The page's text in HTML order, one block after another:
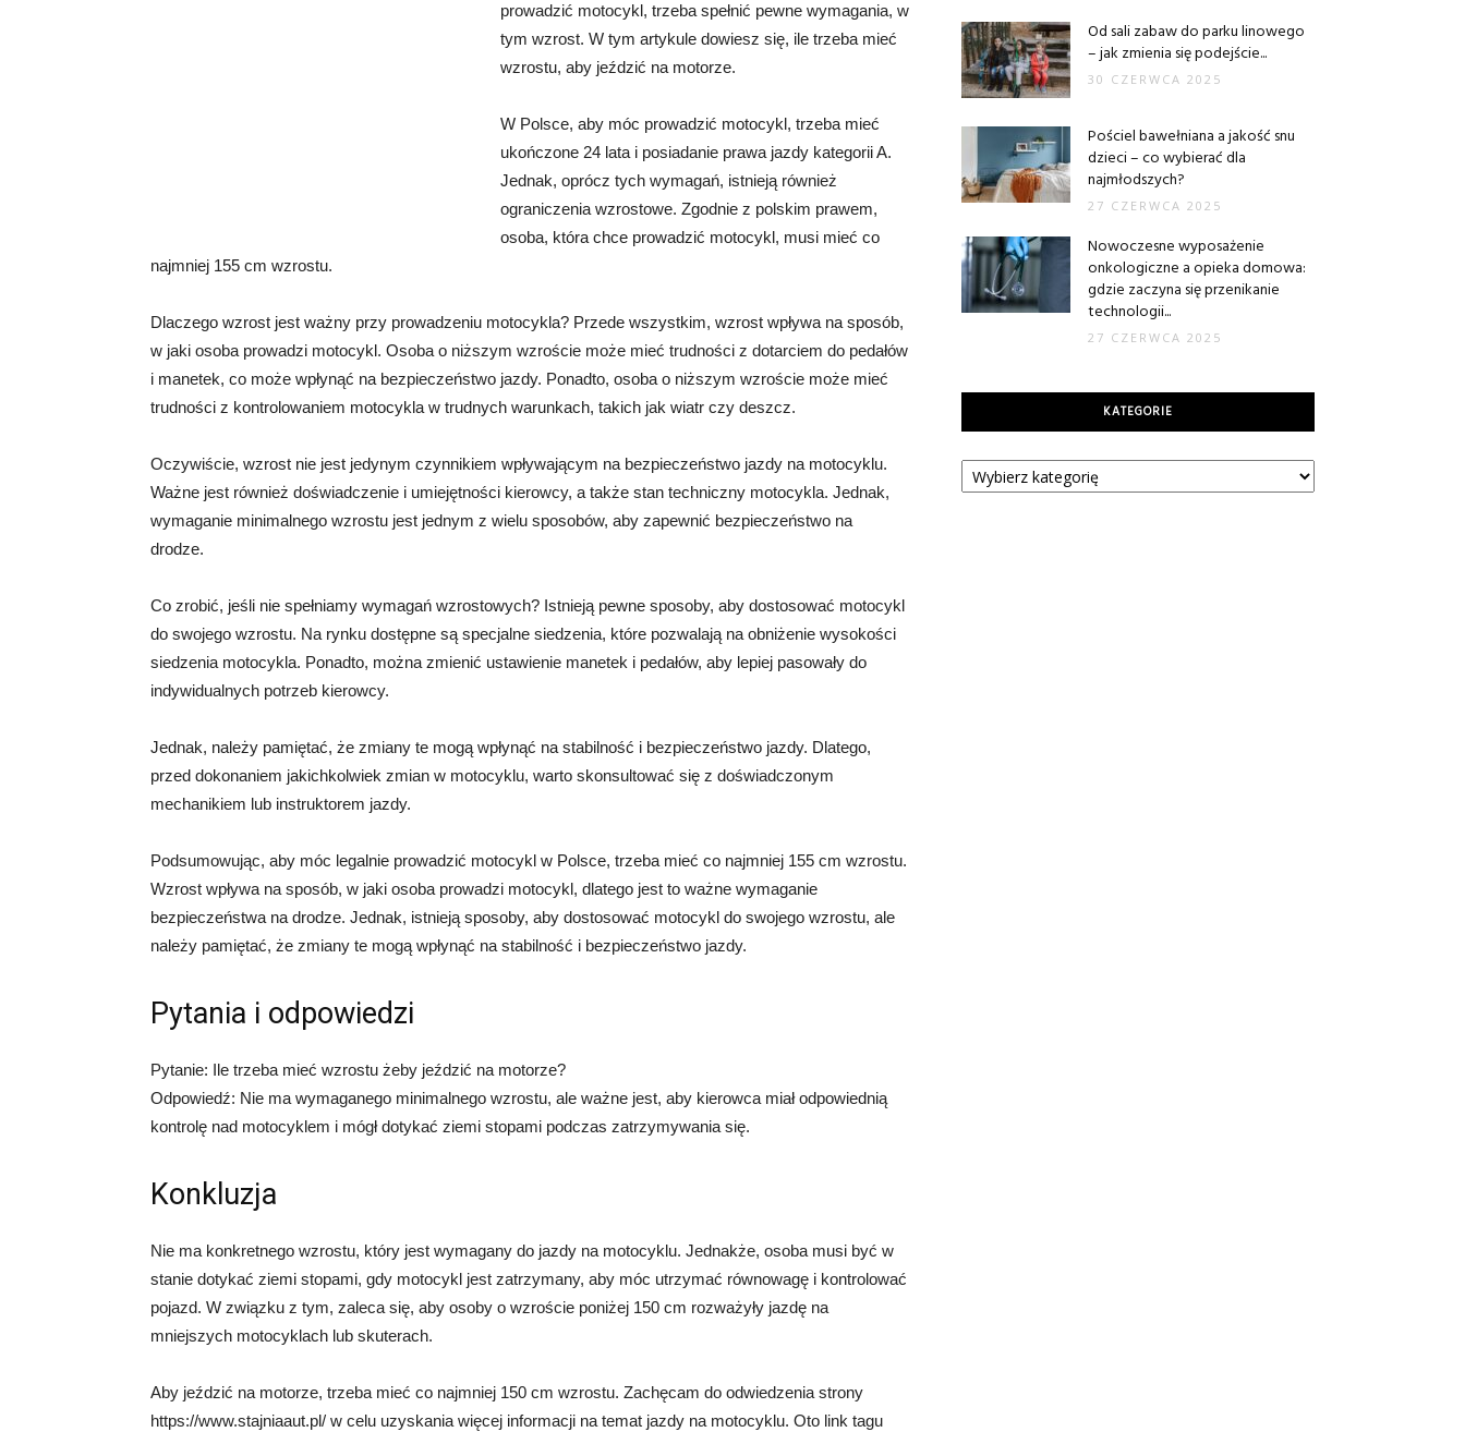
prowadzić motocykl, trzeba spełnić pewne wymagania, w
tym wzrost. W tym artykule dowiesz się, ile trzeba mieć
wzrostu, aby jeździć na motorze.
W Polsce, aby móc prowadzić motocykl, trzeba mieć
ukończone 24 lata i posiadanie prawa jazdy kategorii A.
Jednak, oprócz tych wymagań, istnieją również
ograniczenia wzrostowe. Zgodnie z polskim prawem,
osoba, która chce prowadzić motocykl, musi mieć co
najmniej 155 cm wzrostu.
Dlaczego wzrost jest ważny przy prowadzeniu motocykla? Przede wszystkim, wzrost wpływa na sposób,
w jaki osoba prowadzi motocykl. Osoba o niższym wzroście może mieć trudności z dotarciem do pedałów
i manetek, co może wpłynąć na bezpieczeństwo jazdy. Ponadto, osoba o niższym wzroście może mieć
trudności z kontrolowaniem motocykla w trudnych warunkach, takich jak wiatr czy deszcz.
Oczywiście, wzrost nie jest jedynym czynnikiem wpływającym na bezpieczeństwo jazdy na motocyklu.
Ważne jest również doświadczenie i umiejętności kierowcy, a także stan techniczny motocykla. Jednak,
wymaganie minimalnego wzrostu jest jednym z wielu sposobów, aby zapewnić bezpieczeństwo na
drodze.
Co zrobić, jeśli nie spełniamy wymagań wzrostowych? Istnieją pewne sposoby, aby dostosować motocykl
do swojego wzrostu. Na rynku dostępne są specjalne siedzenia, które pozwalają na obniżenie wysokości
siedzenia motocykla. Ponadto, można zmienić ustawienie manetek i pedałów, aby lepiej pasowały do
indywidualnych potrzeb kierowcy.
Jednak, należy pamiętać, że zmiany te mogą wpłynąć na stabilność i bezpieczeństwo jazdy. Dlatego,
przed dokonaniem jakichkolwiek zmian w motocyklu, warto skonsultować się z doświadczonym
mechanikiem lub instruktorem jazdy.
Podsumowując, aby móc legalnie prowadzić motocykl w Polsce, trzeba mieć co najmniej 155 cm wzrostu.
Wzrost wpływa na sposób, w jaki osoba prowadzi motocykl, dlatego jest to ważne wymaganie
bezpieczeństwa na drodze. Jednak, istnieją sposoby, aby dostosować motocykl do swojego wzrostu, ale
należy pamiętać, że zmiany te mogą wpłynąć na stabilność i bezpieczeństwo jazdy.
Pytania i odpowiedzi
Pytanie: Ile trzeba mieć wzrostu żeby jeździć na motorze?
Odpowiedź: Nie ma wymaganego minimalnego wzrostu, ale ważne jest, aby kierowca miał odpowiednią
kontrolę nad motocyklem i mógł dotykać ziemi stopami podczas zatrzymywania się.
Konkluzja
Nie ma konkretnego wzrostu, który jest wymagany do jazdy na motocyklu. Jednakże, osoba musi być w
stanie dotykać ziemi stopami, gdy motocykl jest zatrzymany, aby móc utrzymać równowagę i kontrolować
pojazd. W związku z tym, zaleca się, aby osoby o wzroście poniżej 150 cm rozważyły jazdę na
mniejszych motocyklach lub skuterach.
Aby jeździć na motorze, trzeba mieć co najmniej 150 cm wzrostu. Zachęcam do odwiedzenia strony
https://www.stajniaaut.pl/ w celu uzyskania więcej informacji na temat jazdy na motocyklu. Oto link tagu
Od sali zabaw do parku linowego
– jak zmienia się podejście...
30 CZERWCA 2025
Pościel bawełniana a jakość snu
dzieci – co wybierać dla
najmłodszych?
27 CZERWCA 2025
Nowoczesne wyposażenie
onkologiczne a opieka domowa:
gdzie zaczyna się przenikanie
technologii...
27 CZERWCA 2025
KATEGORIE
Kategorie